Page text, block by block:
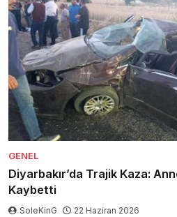
GENEL
Diyarbakır’da Trajik Kaza:
Kaybetti
SoleKinG 22 Haziran 2026